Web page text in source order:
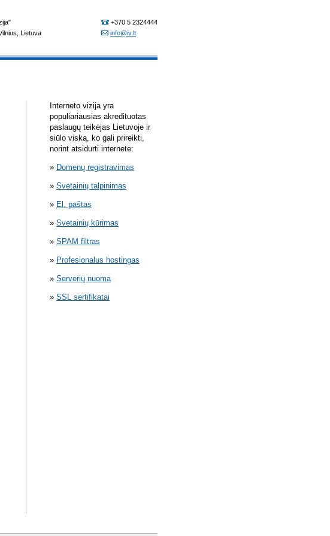
Interneto vizija yra
populiariausias akredituotas
paslaugų teikėjas Lietuvoje ir
siūlo viską, ko gali prireikti,
norint atsidurti internete:
Domenų registravimas
Svetainių talpinimas
El. paštas
Svetainių kūrimas
SPAM filtras
Profesionalus hostingas
Serverių nuoma
SSL sertifikatai